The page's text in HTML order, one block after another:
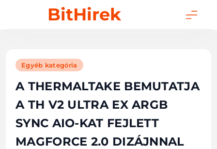
BitHirek
Egyéb kategória
A THERMALTAKE BEMUTATJA
A TH V2 ULTRA EX ARGB
SYNC AIO-KAT FEJLETT
MAGFORCE 2.0 DIZÁJNNAL